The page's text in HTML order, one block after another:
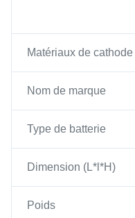
Matériaux de cathode
Nom de marque
Type de batterie
Dimension (L*l*H)
Poids